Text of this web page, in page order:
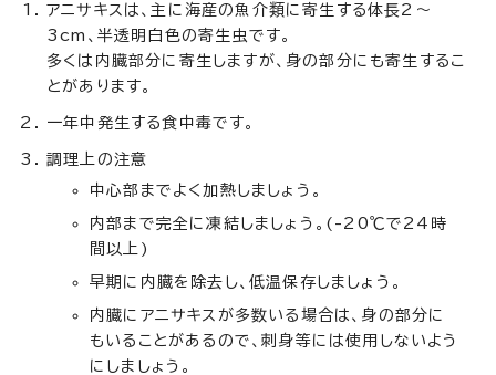
アニサキスは、主に海産の魚介類に寄生する体長2～
3cm、半透明白色の寄生虫です。
多くは内臓部分に寄生しますが、身の部分にも寄生するこ
とがあります。
一年中発生する食中毒です。
調理上の注意
中心部までよく加熱しましょう。
内部まで完全に凍結しましょう。(-20℃で24時
間以上)
早期に内臓を除去し、低温保存しましょう。
内臓にアニサキスが多数いる場合は、身の部分に
もいることがあるので、刺身等には使用しないよう
にしましょう。